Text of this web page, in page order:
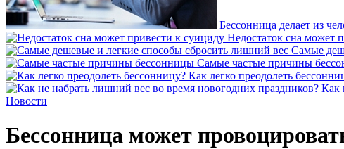
Бессонница делает из
Недостаток сна может
Самые
Самые частые причины
Как легко преодолеть
Как
Новости
Бессонница может